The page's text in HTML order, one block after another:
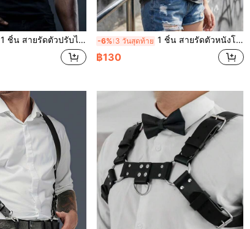
1 ชิ้น สายรัดตัวปรับได้สไตล์พังก์หนัง -6% 3 วันสุดท้าย 1 ชิ้น สายรัดตัวหนังโซ่ยูนิเซ็กซ์ เหมาะสำหรับสวมใส่ประจำวัน สไตล์สตรีท การถ่ายภาพแฟชั่นพอร์ตเทรต การสร้างเนื้อหาบล็อกเกอร์ การพบปะออฟไลน์ คอสเพลย์ ชุดไนท์คลับ
฿130